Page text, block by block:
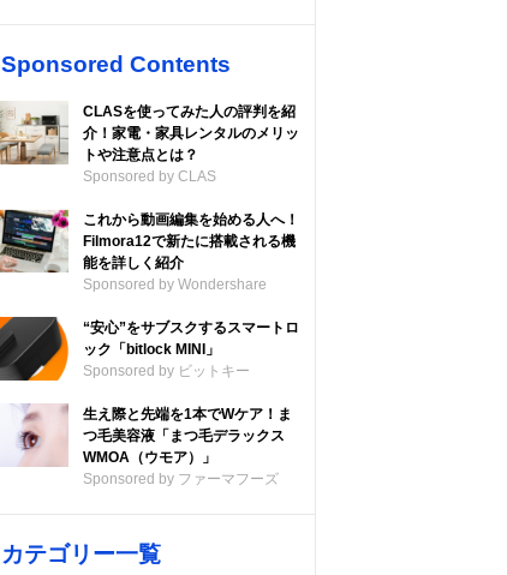
最大バッテリー
持続時間
Sponsored Contents
CLASを使ってみた人の評判を紹
介！家電・家具レンタルのメリッ
トや注意点とは？
Sponsored by CLAS
これから動画編集を始める人へ！
Filmora12で新たに搭載される機
能を詳しく紹介
Sponsored by Wondershare
“安心”をサブスクするスマートロ
ック「bitlock MINI」
Sponsored by ビットキー
生え際と先端を1本でWケア！ま
つ毛美容液「まつ毛デラックス
WMOA（ウモア）」
Sponsored by ファーマフーズ
カテゴリー一覧